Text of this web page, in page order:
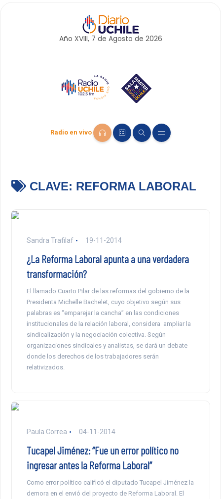
Año XVIII, 7 de Agosto de 2026
Radio en vivo
CLAVE: REFORMA LABORAL
Sandra Trafilaf 19-11-2014
¿La Reforma Laboral apunta a una verdadera
transformación?
El llamado Cuarto Pilar de las reformas del gobierno de la
Presidenta Michelle Bachelet, cuyo objetivo según sus
palabras es “emparejar la cancha” en las condiciones
institucionales de la relación laboral, considera ampliar la
sindicalización y la negociación colectiva. Según
organizaciones sindicales y analistas, se dará un debate
donde los derechos de los trabajadores serán
relativizados.
Paula Correa 04-11-2014
Tucapel Jiménez: “Fue un error político no
ingresar antes la Reforma Laboral”
Como error político calificó el diputado Tucapel Jiménez la
demora en el envió del proyecto de Reforma Laboral. El